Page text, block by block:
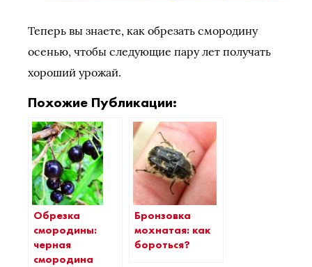
Теперь вы знаете, как обрезать смородину
осенью, чтобы следующие пару лет получать
хороший урожай.
Похожие Публикации:
Обрезка
смородины:
черная
смородина
Бронзовка
мохнатая: как
бороться?